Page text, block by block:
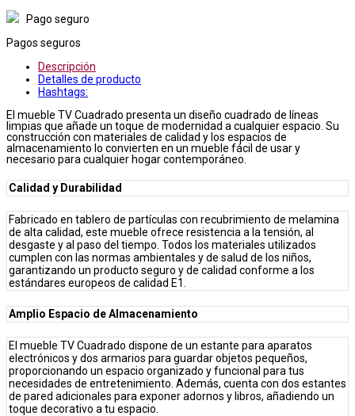
Pago seguro
Pagos seguros
Descripción
Detalles de producto
Hashtags:
El mueble TV Cuadrado presenta un diseño cuadrado de líneas
limpias que añade un toque de modernidad a cualquier espacio. Su
construcción con materiales de calidad y los espacios de
almacenamiento lo convierten en un mueble fácil de usar y
necesario para cualquier hogar contemporáneo.
Calidad y Durabilidad
Fabricado en tablero de partículas con recubrimiento de melamina
de alta calidad, este mueble ofrece resistencia a la tensión, al
desgaste y al paso del tiempo. Todos los materiales utilizados
cumplen con las normas ambientales y de salud de los niños,
garantizando un producto seguro y de calidad conforme a los
estándares europeos de calidad E1.
Amplio Espacio de Almacenamiento
El mueble TV Cuadrado dispone de un estante para aparatos
electrónicos y dos armarios para guardar objetos pequeños,
proporcionando un espacio organizado y funcional para tus
necesidades de entretenimiento. Además, cuenta con dos estantes
de pared adicionales para exponer adornos y libros, añadiendo un
toque decorativo a tu espacio.